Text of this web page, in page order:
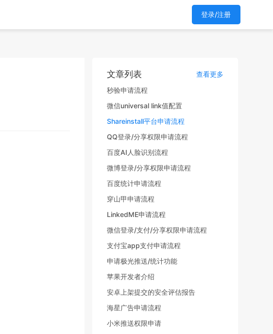
登录/注册
文章列表
查看更多
秒验申请流程
微信universal link值配置
Shareinstall平台申请流程
QQ登录/分享权限申请流程
百度AI人脸识别流程
微博登录/分享权限申请流程
百度统计申请流程
穿山甲申请流程
LinkedME申请流程
微信登录/支付/分享权限申请流程
支付宝app支付申请流程
申请极光推送/统计功能
苹果开发者介绍
安卓上架提交的安全评估报告
海星广告申请流程
小米推送权限申请